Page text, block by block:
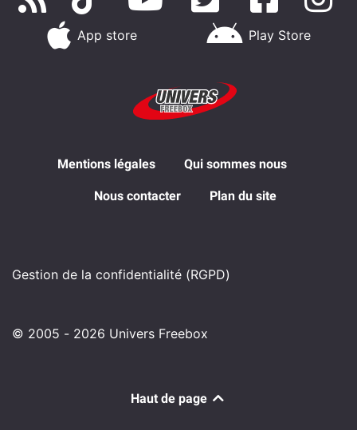
App store Play Store
Mentions légales Qui sommes nous
Nous contacter Plan du site
Gestion de la confidentialité (RGPD)
© 2005 - 2026 Univers Freebox
Haut de page